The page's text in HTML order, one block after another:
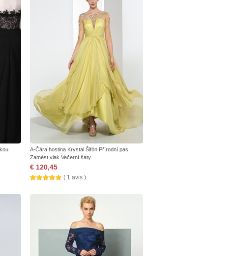
A-Čára hostina Krystal Šifón Přírodní pas
Zamést vlak Večerní šaty
€ 120,45
( 1 avis )